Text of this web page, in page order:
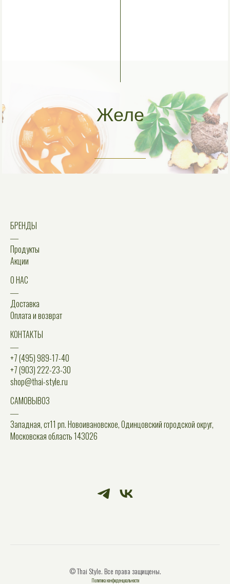
Желе
БРЕНДЫ
―
Продукты
Акции
О НАС
―
Доставка
Оплата и возврат
КОНТАКТЫ
―
+7 (495) 989-17-40
+7 (903) 222-23-30
shop@thai-style.ru
САМОВЫВОЗ
―
Западная, ст11 рп. Новоивановское, Одинцовский городской округ,
Московская область 143026
© Thai Style. Все права защищены.
Политика конфиденциальности